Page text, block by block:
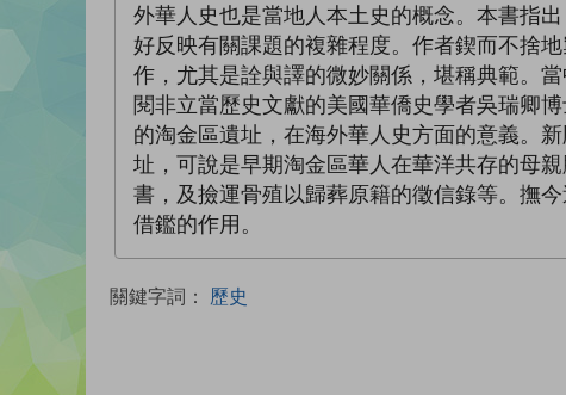
外華人史也是當地人本土史的概念。本書指
好反映有關課題的複雜程度。作者鍥而不捨
作，尤其是詮與譯的微妙關係，堪稱典範。
閱非立當歷史文獻的美國華僑史學者吳瑞卿
的淘金區遺址，在海外華人史方面的意義。
址，可說是早期淘金區華人在華洋共存的母
書，及撿運骨殖以歸葬原籍的徵信錄等。撫
借鑑的作用。
關鍵字詞： 歷史